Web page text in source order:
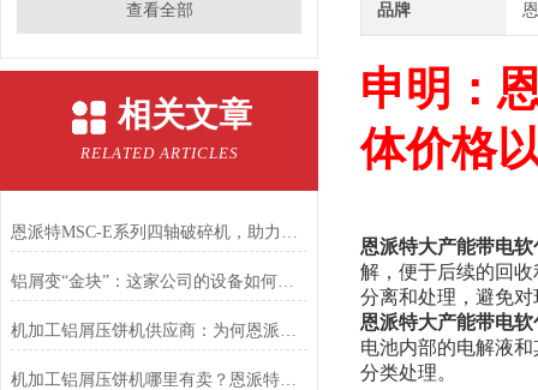
查看全部
相关文章
RELATED ARTICLES
恩派特MSC-E系列四轴破碎机，助力固废回收从高难度走向高效率！
铝屑变“金块”：这家公司的设备如何让废料年增值千万？
机加工铝屑压饼机供应商：为何恩派特是您的优选合作伙伴
机加工铝屑压饼机哪里有卖？恩派特品牌是您的明智之选！
品牌
申明：
体价格
恩派特大产能带电
解，便于后续的回
分离和处理，避免
恩派特大产能带电
电池内部的电解液
分类处理。